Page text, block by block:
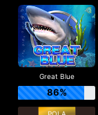
Great Blue
86%